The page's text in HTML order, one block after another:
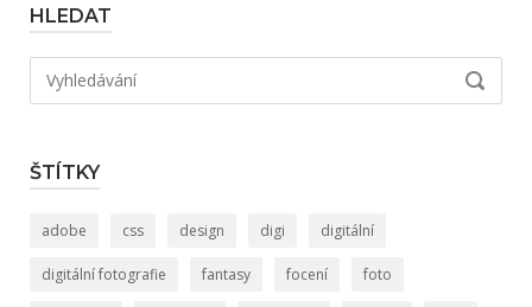
HLEDAT
Hledat:
ŠTÍTKY
adobe css design digi digitální
digitální fotografie fantasy focení foto